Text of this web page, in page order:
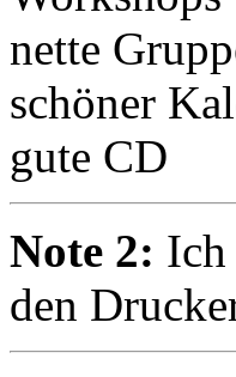
nette
schöner
gute CD
Note 2: Ich
den